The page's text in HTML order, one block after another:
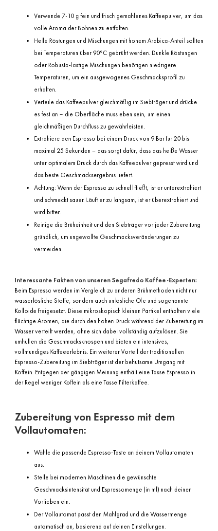
Verwende 7-10 g fein und frisch gemahlenes Kaffeepulver, um das
volle Aroma der Bohnen zu entfalten.
Helle Röstungen und Mischungen mit hohem Arabica-Anteil sollten
bei Temperaturen über 90°C gebrüht werden. Dunkle Röstungen
oder Robusta-lastige Mischungen benötigen niedrigere
Temperaturen, um ein ausgewogenes Geschmacksprofil zu
erhalten.
Verteile das Kaffeepulver gleichmäßig im Siebträger und drücke
es fest an – die Oberfläche muss eben sein, um einen
gleichmäßigen Durchfluss zu gewährleisten.
Extrahiere den Espresso bei einem Druck von 9 Bar für 20 bis
maximal 25 Sekunden – das sorgt dafür, dass das heiße Wasser
unter optimalem Druck durch das Kaffeepulver gepresst wird und
das beste Geschmacksergebnis liefert.
Achtung: Wenn der Espresso zu schnell fließt, ist er unterextrahiert
und schmeckt sauer. Läuft er zu langsam, ist er überextrahiert und
wird bitter.
Reinige die Brüheinheit und den Siebträger vor jeder Zubereitung
gründlich, um ungewollte Geschmacksveränderungen zu
vermeiden.
Interessante Fakten von unseren Segafredo Kaffee-Experten:
Beim Espresso werden im Vergleich zu anderen Brühmethoden nicht nur
wasserlösliche Stoffe, sondern auch unlösliche Öle und sogenannte
Kolloide freigesetzt. Diese mikroskopisch kleinen Partikel enthalten viele
flüchtige Aromen, die durch den hohen Druck während der Zubereitung im
Wasser verteilt werden, ohne sich dabei vollständig aufzulösen. Sie
umhüllen die Geschmacksknospen und bieten ein intensives,
vollmundiges Kaffeeerlebnis. Ein weiterer Vorteil der traditionellen
Espresso-Zubereitung im Siebträger ist der behutsame Umgang mit
Koffein. Entgegen der gängigen Meinung enthält eine Tasse Espresso in
der Regel weniger Koffein als eine Tasse Filterkaffee.
Zubereitung von Espresso mit dem
Vollautomaten:
Wähle die passende Espresso-Taste an deinem Vollautomaten
aus.
Stelle bei modernen Maschinen die gewünschte
Geschmacksintensität und Espressomenge (in ml) nach deinen
Vorlieben ein.
Der Vollautomat passt den Mahlgrad und die Wassermenge
automatisch an, basierend auf deinen Einstellungen.